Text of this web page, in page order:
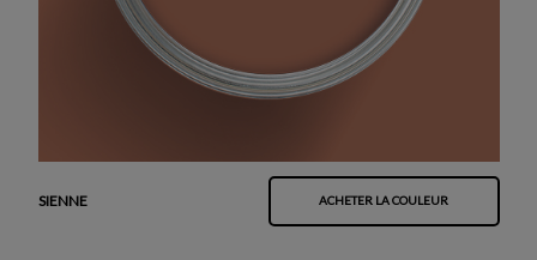
SIENNE ACHETER LA COULEUR